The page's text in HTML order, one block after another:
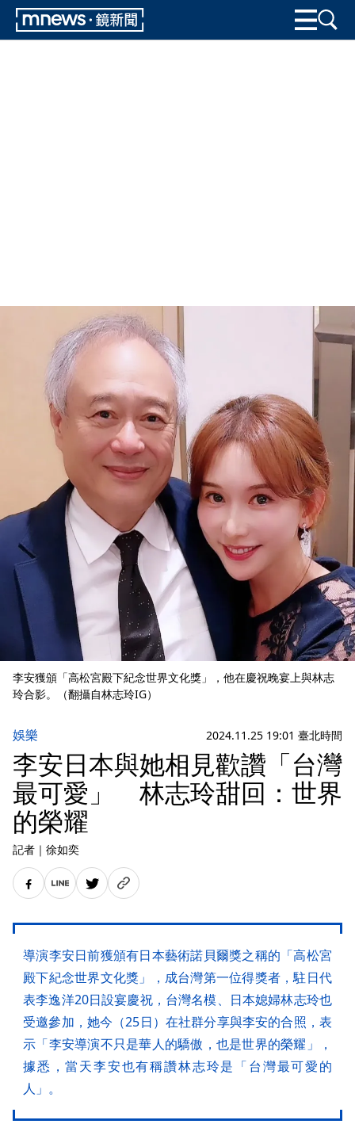
李安獲頒「高松宮殿下紀念世界文化獎」，他在慶祝晚宴上與林志
玲合影。（翻攝自林志玲IG）
娛樂 2024.11.25 19:01 臺北時間
李安日本與她相見歡讚「台灣
最可愛」 林志玲甜回：世界
的榮耀
記者 ｜ 徐如奕
導演李安日前獲頒有日本藝術諾貝爾獎之稱的「高松宮
殿下紀念世界文化獎」，成台灣第一位得獎者，駐日代
表李逸洋20日設宴慶祝，台灣名模、日本媳婦林志玲也
受邀參加，她今（25日）在社群分享與李安的合照，表
示「李安導演不只是華人的驕傲，也是世界的榮耀」，
據悉，當天李安也有稱讚林志玲是「台灣最可愛的
人」。